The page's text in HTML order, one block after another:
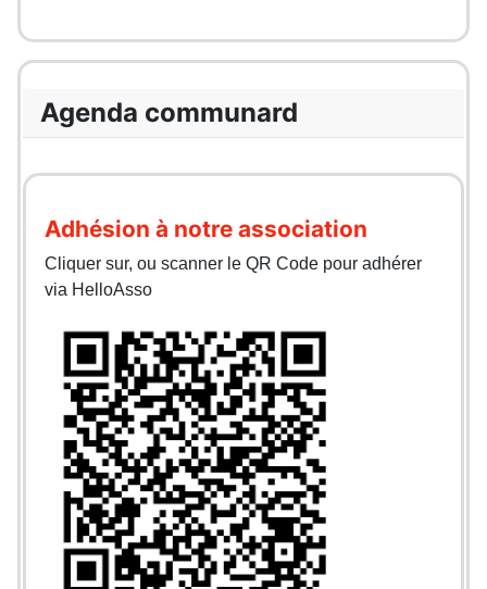
Agenda communard
Adhésion à notre association
Cliquer sur, ou scanner le QR Code pour adhérer
via HelloAsso